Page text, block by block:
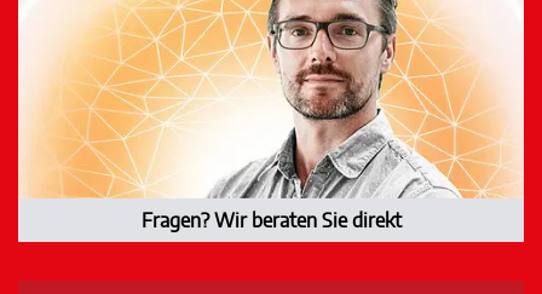
Fragen? Wir beraten Sie direkt